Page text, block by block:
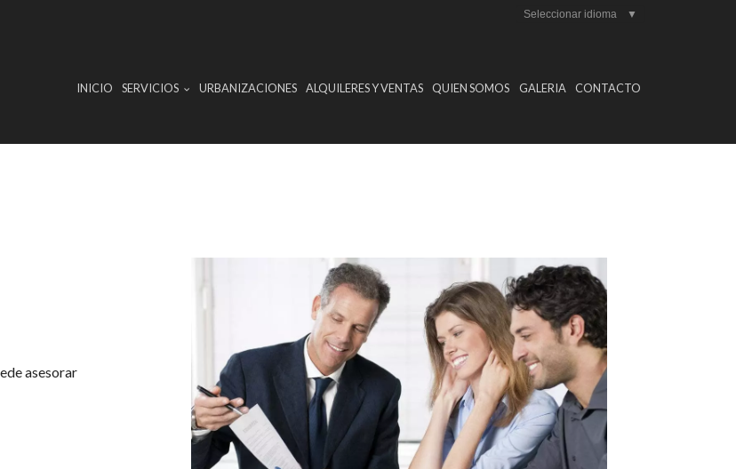
Seleccionar idioma ▼
INICIO SERVICIOS URBANIZACIONES ALQUILERES Y VENTAS QUIEN SOMOS GALERIA CONTACTO
asesorar